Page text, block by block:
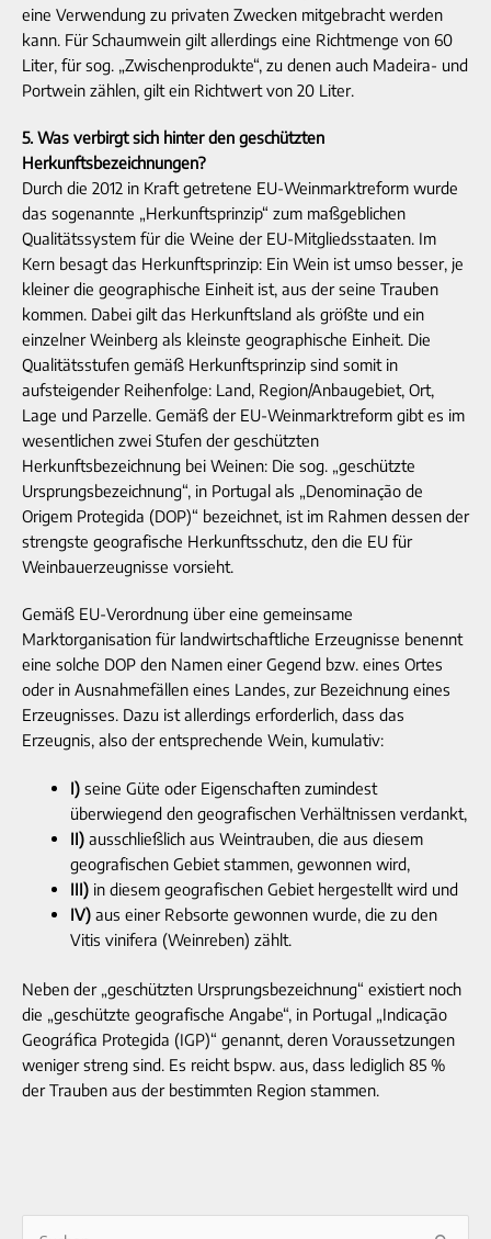
eine Verwendung zu privaten Zwecken mitgebracht werden
kann. Für Schaumwein gilt allerdings eine Richtmenge von 60
Liter, für sog. „Zwischenprodukte“, zu denen auch Madeira- und
Portwein zählen, gilt ein Richtwert von 20 Liter.
5. Was verbirgt sich hinter den geschützten
Herkunftsbezeichnungen?
Durch die 2012 in Kraft getretene EU-Weinmarktreform wurde
das sogenannte „Herkunftsprinzip“ zum maßgeblichen
Qualitätssystem für die Weine der EU-Mitgliedsstaaten. Im
Kern besagt das Herkunftsprinzip: Ein Wein ist umso besser, je
kleiner die geographische Einheit ist, aus der seine Trauben
kommen. Dabei gilt das Herkunftsland als größte und ein
einzelner Weinberg als kleinste geographische Einheit. Die
Qualitätsstufen gemäß Herkunftsprinzip sind somit in
aufsteigender Reihenfolge: Land, Region/Anbaugebiet, Ort,
Lage und Parzelle. Gemäß der EU-Weinmarktreform gibt es im
wesentlichen zwei Stufen der geschützten
Herkunftsbezeichnung bei Weinen: Die sog. „geschützte
Ursprungsbezeichnung“, in Portugal als „Denominação de
Origem Protegida (DOP)“ bezeichnet, ist im Rahmen dessen der
strengste geografische Herkunftsschutz, den die EU für
Weinbauerzeugnisse vorsieht.
Gemäß EU-Verordnung über eine gemeinsame
Marktorganisation für landwirtschaftliche Erzeugnisse benennt
eine solche DOP den Namen einer Gegend bzw. eines Ortes
oder in Ausnahmefällen eines Landes, zur Bezeichnung eines
Erzeugnisses. Dazu ist allerdings erforderlich, dass das
Erzeugnis, also der entsprechende Wein, kumulativ:
I)seine Güte oder Eigenschaften zumindest
überwiegend den geografischen Verhältnissen verdankt,
II)ausschließlich aus Weintrauben, die aus diesem
geografischen Gebiet stammen, gewonnen wird,
III)in diesem geografischen Gebiet hergestellt wird und
IV)aus einer Rebsorte gewonnen wurde, die zu den
Vitis vinifera (Weinreben) zählt.
Neben der „geschützten Ursprungsbezeichnung“ existiert noch
die „geschützte geografische Angabe“, in Portugal „Indicação
Geográfica Protegida (IGP)“ genannt, deren Voraussetzungen
weniger streng sind. Es reicht bspw. aus, dass lediglich 85 %
der Trauben aus der bestimmten Region stammen.